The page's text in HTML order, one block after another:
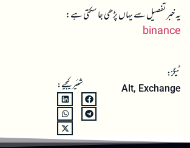
یہ خبر تفصیل سے یہاں پڑھی جا سکتی ہے:
binance
ٹیگز:
Alt, Exchange شئیر کیجیے: